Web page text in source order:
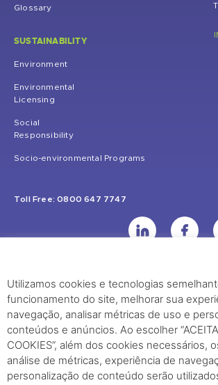
Glossary
SUSTAINABILITY
Environment
Environmental
Licensing
Social
Responsibility
Socio-environmental Programs
Toll Free: 0800 647 7747
UHE Jirau
Rodovia BR-364, KM 824 S/Nº - Distrito de Jaci
(RO) – CEP: 76840-000 – Telefone: (69) 2182.8600
Utilizamos cookies e tecnologias
funcionamento do site, melhorar sua
navegação, analisar métricas de uso e
conteúdos e anúncios. Ao escolher
COOKIES”, além dos cookies necessários,
análise de métricas, experiência de
personalização de conteúdo serão